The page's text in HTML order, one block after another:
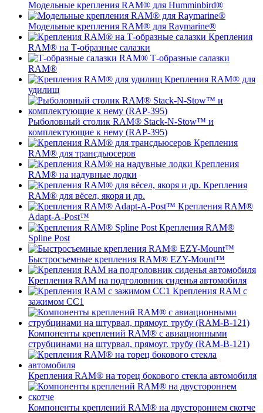
Модельные крепления RAM® для Humminbird®
Модельные крепления RAM® для Raymarine®
Крепления
RAM® на Т-образные салазки
Т-образные салазки
RAM®
Крепления RAM® для
удилищ
Рыболовный столик RAM® Stack-N-Stow™ и
комплектующие к нему (RAP-395)
Крепления
RAM® для трансдьюсеров
Крепления
RAM® на надувные лодки
Крепления
RAM® для вёсел, якоря и др.
Крепления RAM®
Adapt-A-Post™
Крепления RAM®
Spline Post
Быстросъемные крепления RAM® EZY-Mount™
Крепления RAM на подголовник сиденья автомобиля
Крепления RAM с
зажимом СС1
Компоненты креплений RAM® с авиационными
струбцинами на штурвал, прямоуг. трубу (RAM-B-121)
Крепления RAM® на торец бокового стекла автомобиля
Компоненты креплений RAM® на двустороннем скотче